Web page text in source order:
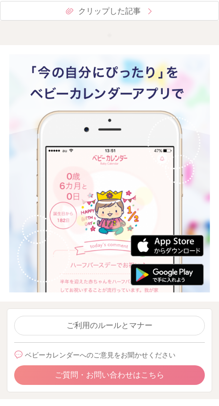
クリップした記事
ご利用のルールとマナー
ベビーカレンダーへのご意見をお聞かせください
ご質問・お問い合わせはこちら